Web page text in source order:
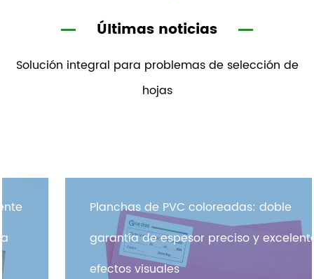
Últimas noticias
Solución integral para problemas de selección de
hojas
Planchas de PVC coloreadas: doble
garantía de espesor preciso y excelentes
efectos visuales